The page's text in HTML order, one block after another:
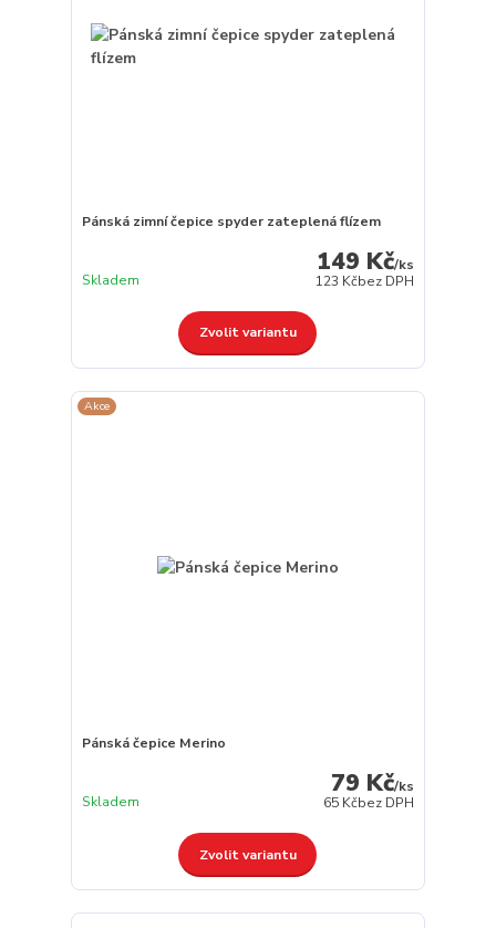
Pánská zimní čepice spyder zateplená flízem
149 Kč/ks
123 Kčbez DPH
Skladem
Zvolit variantu
Akce
Pánská čepice Merino
79 Kč/ks
65 Kčbez DPH
Skladem
Zvolit variantu